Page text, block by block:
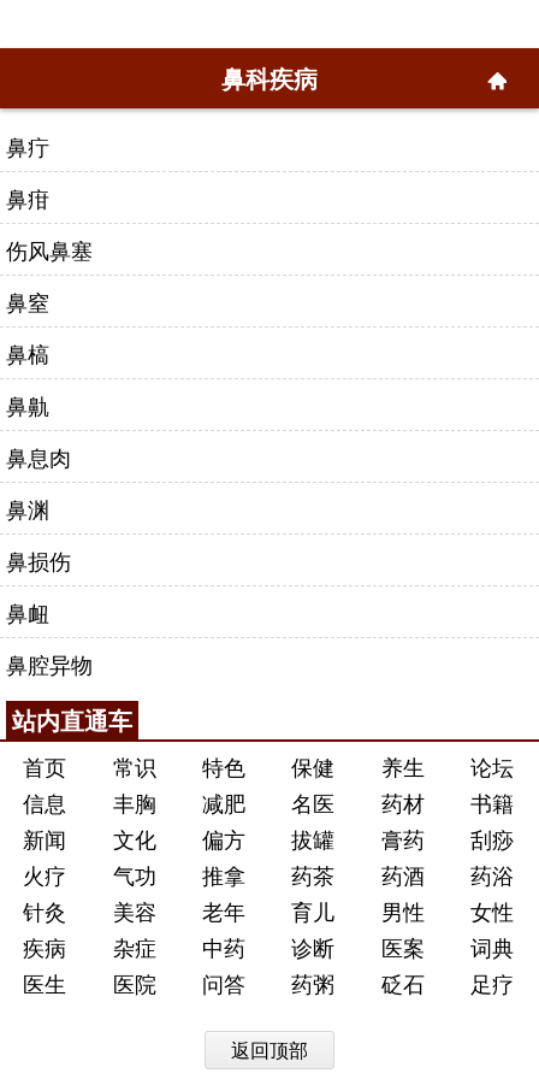
鼻科疾病
鼻疔
鼻疳
伤风鼻塞
鼻窒
鼻槁
鼻鼽
鼻息肉
鼻渊
鼻损伤
鼻衄
鼻腔异物
站内直通车
首页 常识 特色 保健 养生
论坛
信息
丰胸 减肥 名医 药材
书籍
新闻
文化 偏方 拔罐 膏药
刮痧
火疗
气功 推拿 药茶 药酒
药浴
针灸
美容 老年 育儿 男性
女性
疾病
杂症 中药 诊断 医案
词典
医生
医院 问答 药粥 砭石 足疗
返回顶部